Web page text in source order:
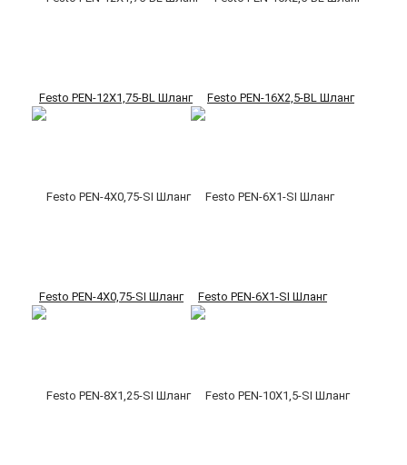
Festo PEN-12X1,75-BL Шланг Festo PEN-16X2,5-BL Шланг
Festo PEN-4X0,75-SI Шланг Festo PEN-6X1-SI Шланг